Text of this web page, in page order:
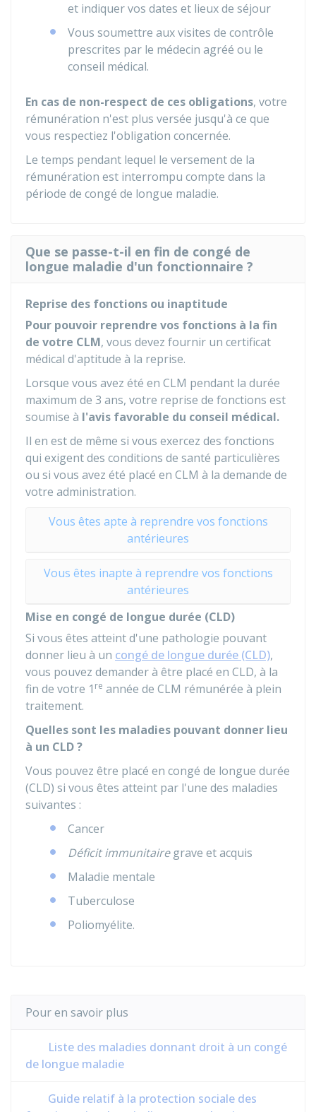
et indiquer vos dates et lieux de séjour
Vous soumettre aux visites de contrôle
prescrites par le médecin agréé ou le
conseil médical.
En cas de non-respect de ces obligations, votre
rémunération n'est plus versée jusqu'à ce que
vous respectiez l'obligation concernée.
Le temps pendant lequel le versement de la
rémunération est interrompu compte dans la
période de congé de longue maladie.
Que se passe-t-il en fin de congé de
longue maladie d'un fonctionnaire ?
Reprise des fonctions ou inaptitude
Pour pouvoir reprendre vos fonctions à la fin
de votre CLM, vous devez fournir un certificat
médical d'aptitude à la reprise.
Lorsque vous avez été en CLM pendant la durée
maximum de 3 ans, votre reprise de fonctions est
soumise à l'avis favorable du conseil médical.
Il en est de même si vous exercez des fonctions
qui exigent des conditions de santé particulières
ou si vous avez été placé en CLM à la demande de
votre administration.
Vous êtes apte à reprendre vos fonctions
antérieures
Vous êtes inapte à reprendre vos fonctions
antérieures
Mise en congé de longue durée (CLD)
Si vous êtes atteint d'une pathologie pouvant
donner lieu à un congé de longue durée (CLD),
vous pouvez demander à être placé en CLD, à la
fin de votre 1 re année de CLM rémunérée à plein
traitement.
Quelles sont les maladies pouvant donner lieu
à un CLD ?
Vous pouvez être placé en congé de longue durée
(CLD) si vous êtes atteint par l'une des maladies
suivantes :
Cancer
Déficit immunitairegrave et acquis
Maladie mentale
Tuberculose
Poliomyélite.
Pour en savoir plus
Liste des maladies donnant droit à un congé
de longue maladie
Guide relatif à la protection sociale des